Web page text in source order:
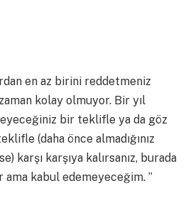
en az birini reddetmeniz
kolay olmuyor. Bir yıl
bir teklifle ya da göz
(daha önce almadığınız
karşı karşıya kalırsanız, burada
kabul edemeyeceğim. ”